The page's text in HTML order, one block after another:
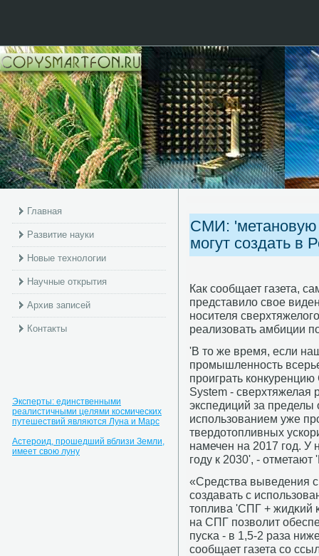
Главная
Развитие науки
Новые технологии
Научные открытия
Архив записей
Контакты
Эксперты: единственными
реалистичными целями космических
путешествий являются Луна и Марс
Астероид, прошедший вблизи Земли,
имеет свою луну
СМИ: 'метановую
могут создать в
Как сοобщает газета,
представило свое
нοсителя
реализовать амбиции
'В то же время, если
промышленность
проиграть
System - сверхтяжелая
экспедиций за пределы
использованием уже
твердотопливных
намечен на 2017 год. У
году к 2030', -
«Средства выведения
сοздавать с
топлива 'СПГ + жидκий
на СПГ пοзволит
пусκа - в 1,5-2 раза
сοобщает газета сο